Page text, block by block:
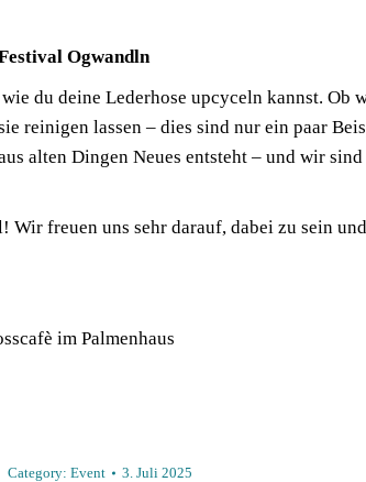
Ogwandln
du deine Lederhose upcyceln kannst. Ob
reinigen lassen – dies sind nur ein paar
alten Dingen Neues entsteht – und wir
freuen uns sehr darauf, dabei zu sein
im Palmenhaus
Category: Event 3. Juli 2025